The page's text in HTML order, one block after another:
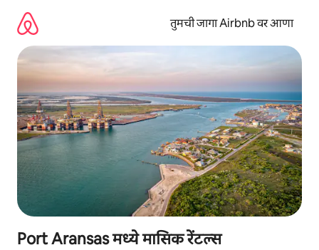
तुमची जागा Airbnb वर आणा
Port Aransas मध्ये मासिक रेंटल्स